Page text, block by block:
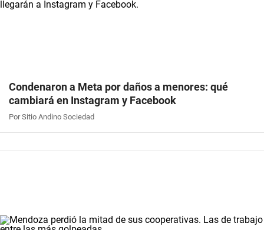
Condenaron a Meta por daños a menores: qué
cambiará en Instagram y Facebook
Por Sitio Andino Sociedad